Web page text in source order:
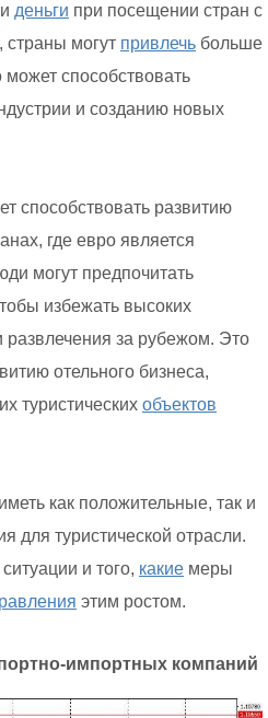
деньги при посещении стран с
страны могут привлечь больше
может способствовать
и созданию новых
способствовать развитию
где евро является
могут предпочитать
избежать высоких
за рубежом. Это
отельного бизнеса,
туристических объектов
как положительные, так и
для туристической отрасли.
и того, какие меры
этим ростом.
импортных компаний